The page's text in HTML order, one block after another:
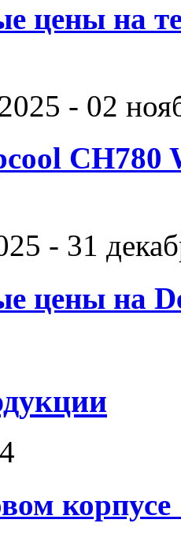
цены на
- 02
CH780
- 31
цены на